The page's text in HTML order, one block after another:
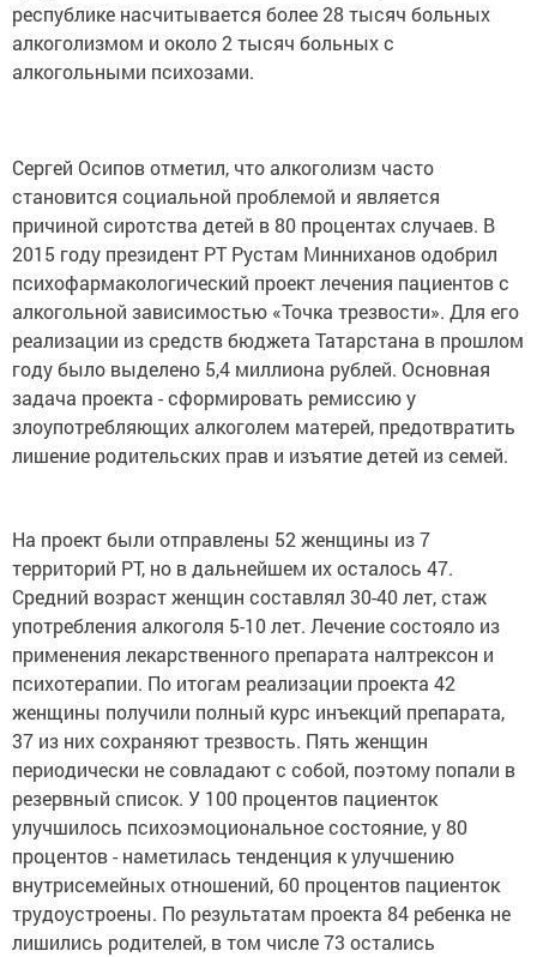
республике насчитывается более 28 тысяч больных
алкоголизмом и около 2 тысяч больных с
алкогольными психозами.
Сергей Осипов отметил, что алкоголизм часто
становится социальной проблемой и является
причиной сиротства детей в 80 процентах случаев. В
2015 году президент РТ Рустам Минниханов одобрил
психофармакологический проект лечения пациентов с
алкогольной зависимостью «Точка трезвости». Для его
реализации из средств бюджета Татарстана в прошлом
году было выделено 5,4 миллиона рублей. Основная
задача проекта - сформировать ремиссию у
злоупотребляющих алкоголем матерей, предотвратить
лишение родительских прав и изъятие детей из семей.
На проект были отправлены 52 женщины из 7
территорий РТ, но в дальнейшем их осталось 47.
Средний возраст женщин составлял 30-40 лет, стаж
употребления алкоголя 5-10 лет. Лечение состояло из
применения лекарственного препарата налтрексон и
психотерапии. По итогам реализации проекта 42
женщины получили полный курс инъекций препарата,
37 из них сохраняют трезвость. Пять женщин
периодически не совладают с собой, поэтому попали в
резервный список. У 100 процентов пациенток
улучшилось психоэмоциональное состояние, у 80
процентов - наметилась тенденция к улучшению
внутрисемейных отношений, 60 процентов пациенток
трудоустроены. По результатам проекта 84 ребенка не
лишились родителей, в том числе 73 остались